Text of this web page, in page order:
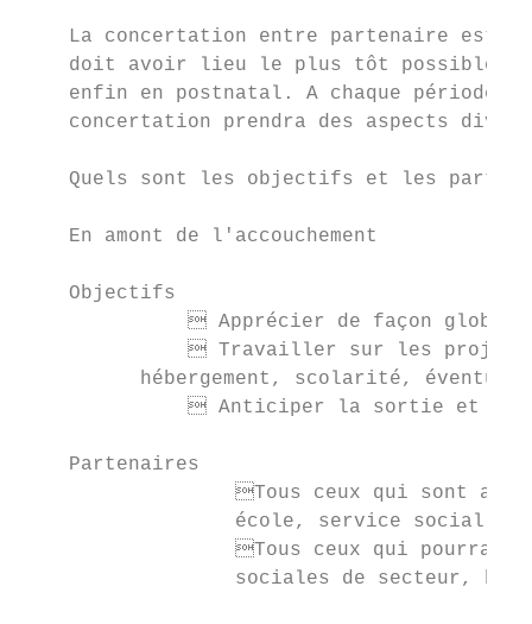
La concertation entre partenaire est
doit avoir lieu le plus tôt possible
enfin en postnatal. A chaque période,
concertation prendra des aspects
Quels sont les objectifs et les
    En amont de l'accouchement
    Objectifs
 Apprécier de façon
 Travailler sur les
hébergement, scolarité,
 Anticiper la sortie et le
    Partenaires
Tous ceux qui sont au
école, service social,
Tous ceux qui
sociales de secteur,